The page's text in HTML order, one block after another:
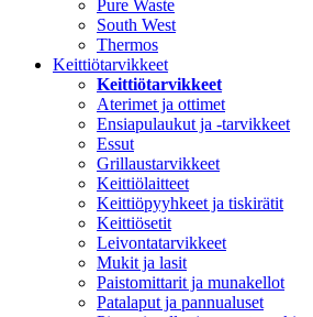
Pure Waste
South West
Thermos
Keittiötarvikkeet
Keittiötarvikkeet
Aterimet ja ottimet
Ensiapulaukut ja -tarvikkeet
Essut
Grillaustarvikkeet
Keittiölaitteet
Keittiöpyyhkeet ja tiskirätit
Keittiösetit
Leivontatarvikkeet
Mukit ja lasit
Paistomittarit ja munakellot
Patalaput ja pannualuset